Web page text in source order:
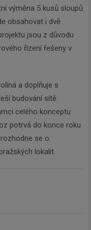
výměna 5 kusů sloupů
obsahovat i dvě
jsou z důvodu
řízení řešeny v
a doplňuje s
budování sítě
celého konceptu
potrvá do konce roku
se o
lokalit.